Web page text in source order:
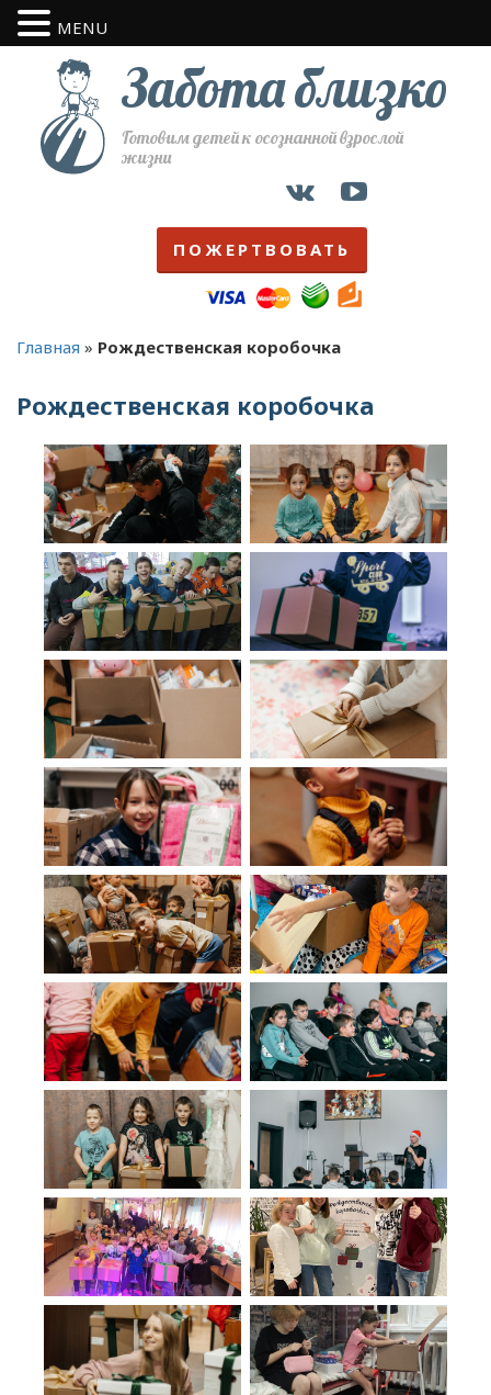
Забота близко
Готовим детей к осознанной взрослой
жизни
ПОЖЕРТВОВАТЬ
Главная » Рождественская коробочка
Рождественская коробочка
MENU